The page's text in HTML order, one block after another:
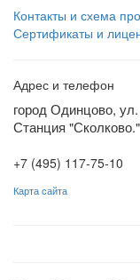
Контакты и схема
Сертификаты и
Адрес и телефон
город Одинцово,
Станция "Сколково."
+7 (495) 117-75-10
Карта сайта